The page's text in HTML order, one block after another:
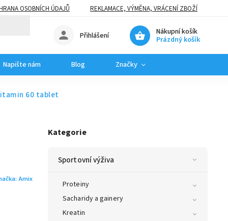
OSOBNÍCH ÚDAJŮ REKLAMACE, VÝMĚNA, VRÁCENÍ ZBOŽÍ
Nákupní košík
Prázdný košík
Přihlášení
Napište nám Blog Značky
60 tablet
Kategorie
Sportovní výživa
Proteiny
Sacharidy a gainery
Kreatin
Amix